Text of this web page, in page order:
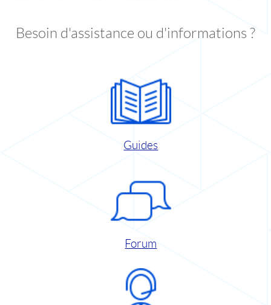
Besoin d'assistance ou d'informations ?
Guides
Forum